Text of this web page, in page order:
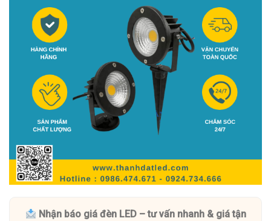
Nhận báo giá đèn LED – tư vấn nhanh & giá tận